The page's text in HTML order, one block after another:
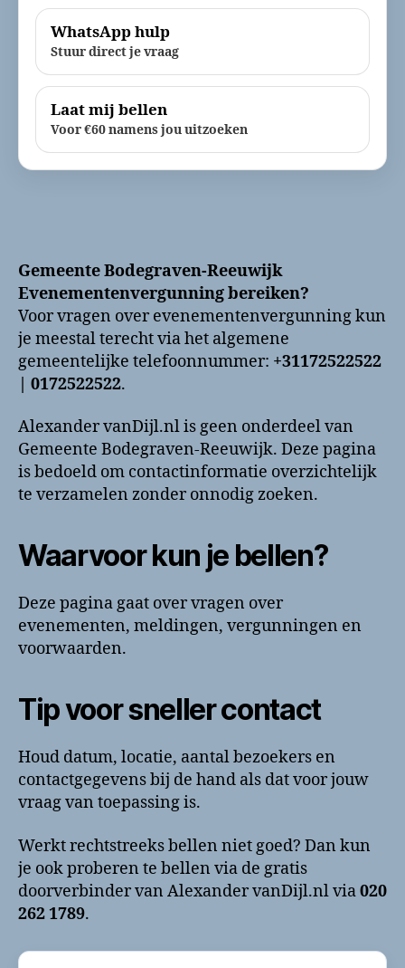
WhatsApp hulp
Stuur direct je vraag
Laat mij bellen
Voor €60 namens jou uitzoeken
Gemeente Bodegraven-Reeuwijk
Evenementenvergunning bereiken?
Voor vragen over evenementenvergunning kun
je meestal terecht via het algemene
gemeentelijke telefoonnummer: +31172522522
| 0172522522.
Alexander vanDijl.nl is geen onderdeel van
Gemeente Bodegraven-Reeuwijk. Deze pagina
is bedoeld om contactinformatie overzichtelijk
te verzamelen zonder onnodig zoeken.
Waarvoor kun je bellen?
Deze pagina gaat over vragen over
evenementen, meldingen, vergunningen en
voorwaarden.
Tip voor sneller contact
Houd datum, locatie, aantal bezoekers en
contactgegevens bij de hand als dat voor jouw
vraag van toepassing is.
Werkt rechtstreeks bellen niet goed? Dan kun
je ook proberen te bellen via de gratis
doorverbinder van Alexander vanDijl.nl via020
262 1789.